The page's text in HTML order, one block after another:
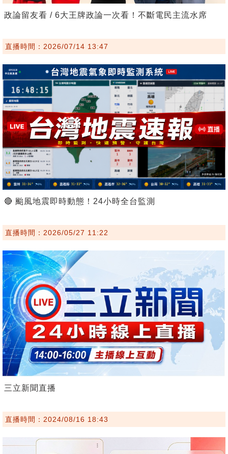
政論留友看 / 6大王牌政論一次看！不斷電民主流水席
直播時間：2026/07/14 13:47
🔴 颱風地震即時動態！24小時全台監測
直播時間：2026/05/27 11:22
三立新聞直播
直播時間：2024/08/16 18:43